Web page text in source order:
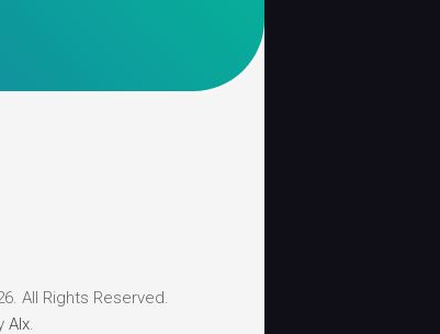
All Rights Reserved.
Alx.